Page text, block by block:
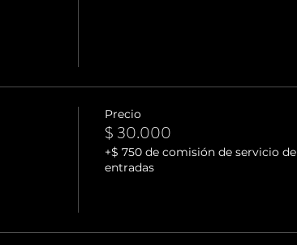
Precio
$ 30.000
+$ 750 de comisión de servicio de
entradas